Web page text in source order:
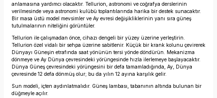
anlamasına yardımcı olacaktır. Tellurion, astronomi ve coğrafya derslerinin
verilmesinde veya astronomi kulübü toplantılarında harika bir destek sunacaktır.
Bir masa üstü model mevsimler ve Ay evresi değişikliklerinin yanı sıra güneş
tutulmalarının niteliğini görüntüler.
Tellurion ile çalışmadan önce, cihazı dengeli bir yüzey üzerine yerleştirin.
Tellurion özel vidalı bir sehpa üzerine sabitlenir. Küçük bir krank kolunu çevirerek
Dünyayı Güneşin etrafında saat yönünün tersi yönde döndürün. Mekanizma
dönmeye ve Ay Dünya çevresindeki yörüngesinde hızla ilerlemeye başlayacaktır.
Dünya Güneş çevresindeki yörüngesini bir defa tamamladığında, Ay, Dünya
çevresinde 12 defa dönmüş olur; bu da yılın 12 ayına karşılık gelir.
Sun modeli, içten aydınlatmalıdır. Güneş lambası, tabanının altında bulunan bir
düğmeyle açılır.